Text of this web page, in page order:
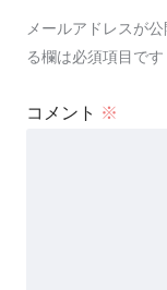
メールアドレスが
る欄は必須項目です
コメント ※